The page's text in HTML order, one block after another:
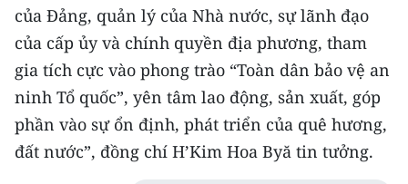
của Đảng, quản lý của Nhà nước, sự lãnh đạo
của cấp ủy và chính quyền địa phương, tham
gia tích cực vào phong trào “Toàn dân bảo vệ an
ninh Tổ quốc”, yên tâm lao động, sản xuất, góp
phần vào sự ổn định, phát triển của quê hương,
đất nước”, đồng chí H’Kim Hoa Byă tin tưởng.